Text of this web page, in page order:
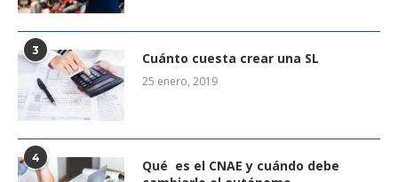
3 Cuánto cuesta crear una SL
25 enero, 2019
4
Qué es el CNAE y cuándo debe